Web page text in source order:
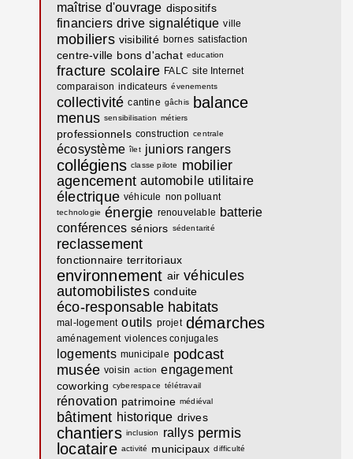
maîtrise d'ouvrage dispositifs
financiers drive signalétique ville
mobiliers visibilité bornes satisfaction
centre-ville bons d'achat education
fracture scolaire FALC site Internet
comparaison indicateurs évenements
collectivité cantine gâchis balance
menus sensibilisation métiers
professionnels construction centrale
écosystème îlet juniors rangers
collégiens classe pilote
mobilier
agencement automobile utilitaire
électrique véhicule non polluant
technologie énergie renouvelable batterie
conférences séniors sédentarité
reclassement
fonctionnaire territoriaux
environnement air véhicules
automobilistes conduite
éco-responsable habitats
mal-logement outils projet démarches
aménagement violences conjugales
logements municipale podcast
musée voisin action engagement
coworking cyberespace télétravail
rénovation patrimoine médiéval
bâtiment historique drives
chantiers inclusion rallys permis
locataire activité municipaux difficulté